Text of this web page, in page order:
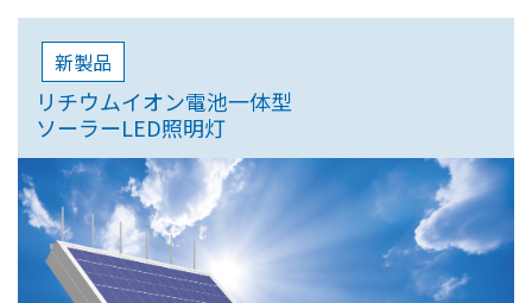
新製品
リチウムイオン電池一体型
ソーラーLED照明灯